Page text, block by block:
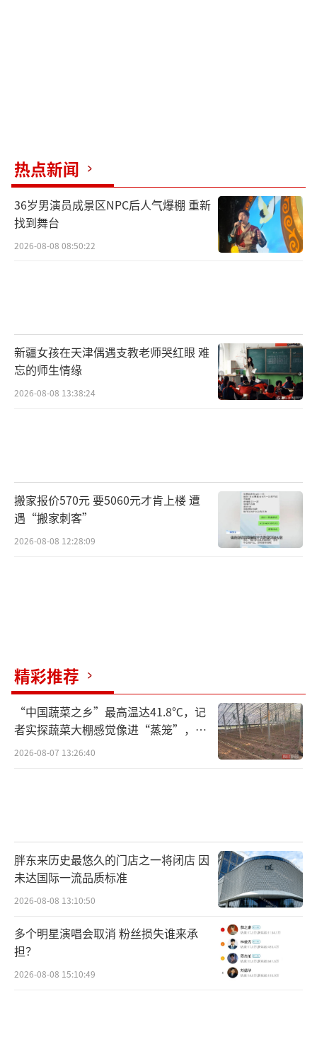
热点新闻
36岁男演员成景区NPC后人气爆棚 重新
找到舞台
2026-08-08 08:50:22
新疆女孩在天津偶遇支教老师哭红眼 难
忘的师生情缘
2026-08-08 13:38:24
搬家报价570元 要5060元才肯上楼 遭
遇“搬家刺客”
2026-08-08 12:28:09
精彩推荐
“中国蔬菜之乡”最高温达41.8℃，记
者实探蔬菜大棚感觉像进“蒸笼”，有
村民称只能凌晨两点起来干活
2026-08-07 13:26:40
胖东来历史最悠久的门店之一将闭店 因
未达国际一流品质标准
2026-08-08 13:10:50
多个明星演唱会取消 粉丝损失谁来承
担？
2026-08-08 15:10:49